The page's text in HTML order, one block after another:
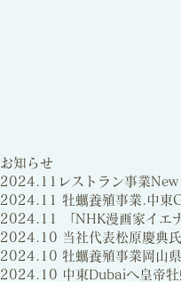
お知らせ
2024.11レストラン事業
2024.11 牡蠣養殖事業.中東
2024.11 「NHK漫画家イエ
2024.10 当社代表松原慶典
2024.10 牡蠣養殖事業岡山
2024.10 中東Dubaiへ皇帝牡